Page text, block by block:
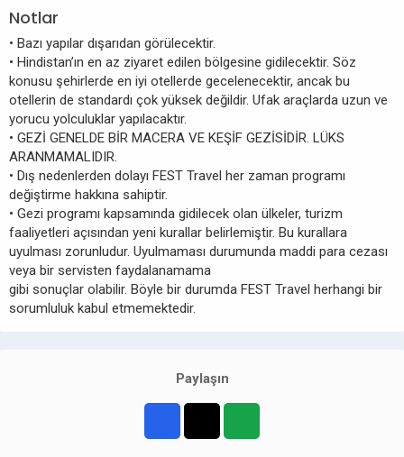
Notlar
• Bazı yapılar dışarıdan görülecektir.
• Hindistan’ın en az ziyaret edilen bölgesine gidilecektir. Söz
konusu şehirlerde en iyi otellerde gecelenecektir, ancak bu
otellerin de standardı çok yüksek değildir. Ufak araçlarda uzun ve
yorucu yolculuklar yapılacaktır.
• GEZİ GENELDE BİR MACERA VE KEŞİF GEZİSİDİR. LÜKS
ARANMAMALIDIR.
• Dış nedenlerden dolayı FEST Travel her zaman programı
değiştirme hakkına sahiptir.
• Gezi programı kapsamında gidilecek olan ülkeler, turizm
faaliyetleri açısından yeni kurallar belirlemiştir. Bu kurallara
uyulması zorunludur. Uyulmaması durumunda maddi para cezası
veya bir servisten faydalanamama
gibi sonuçlar olabilir. Böyle bir durumda FEST Travel herhangi bir
sorumluluk kabul etmemektedir.
Paylaşın